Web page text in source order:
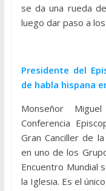
se da una rueda
luego dar paso a
Presidente del
de habla hispana
Monseñor
Conferencia
Gran Canciller de
en uno de los
Encuentro Mundial
la Iglesia. Es el